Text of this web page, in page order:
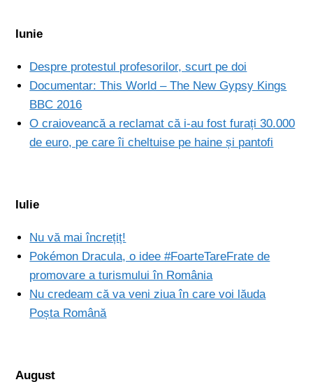
Iunie
Despre protestul profesorilor, scurt pe doi
Documentar: This World – The New Gypsy Kings
BBC 2016
O craioveancă a reclamat că i-au fost furați 30.000
de euro, pe care îi cheltuise pe haine și pantofi
Iulie
Nu vă mai încrețiț!
Pokémon Dracula, o idee #FoarteTareFrate de
promovare a turismului în România
Nu credeam că va veni ziua în care voi lăuda
Poșta Română
August